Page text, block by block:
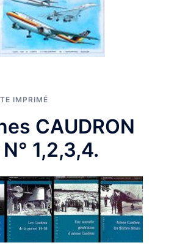
IMPRIMÉ
CAUDRON
1,2,3,4.